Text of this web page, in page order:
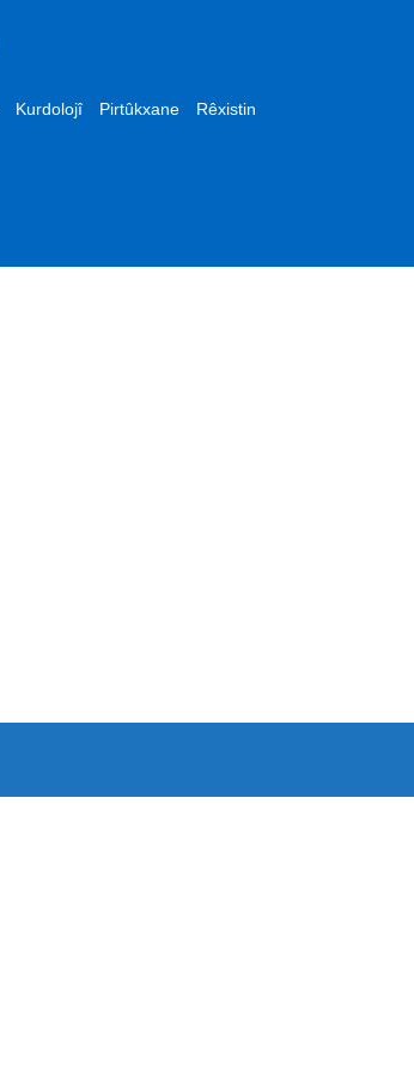
Kurdolojî Pirtûkxane
Rêxistin